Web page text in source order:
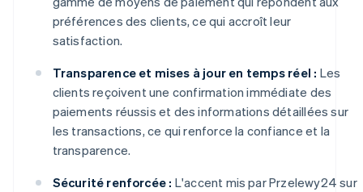
préférences des clients, ce qui accroît leur
satisfaction.
Transparence et mises à jour en temps réel : Les
clients reçoivent une confirmation immédiate des
paiements réussis et des informations détaillées sur
les transactions, ce qui renforce la confiance et la
transparence.
Sécurité renforcée : L'accent mis par Przelewy24 sur